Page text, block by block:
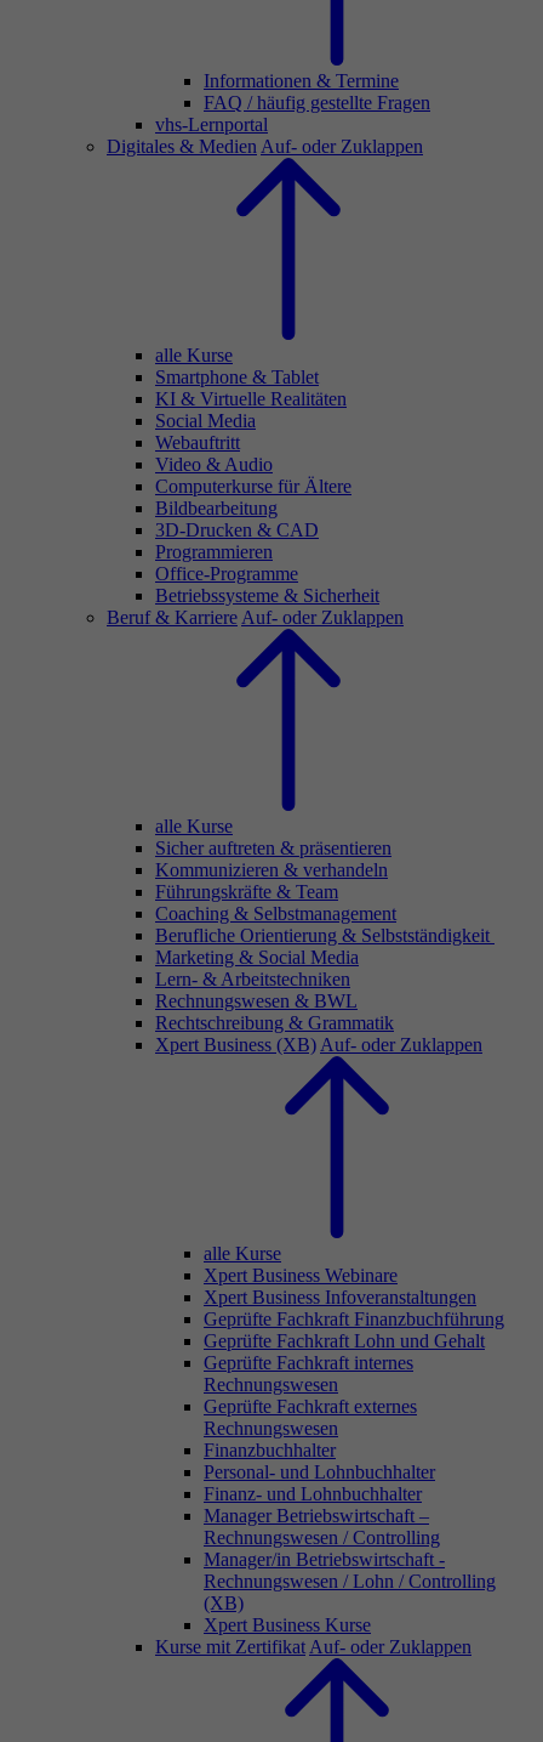
Informationen & Termine
FAQ / häufig gestellte Fragen
vhs-Lernportal
Digitales & Medien Auf- oder Zuklappen
alle Kurse
Smartphone & Tablet
KI & Virtuelle Realitäten
Social Media
Webauftritt
Video & Audio
Computerkurse für Ältere
Bildbearbeitung
3D-Drucken & CAD
Programmieren
Office-Programme
Betriebssysteme & Sicherheit
Beruf & Karriere Auf- oder Zuklappen
alle Kurse
Sicher auftreten & präsentieren
Kommunizieren & verhandeln
Führungskräfte & Team
Coaching & Selbstmanagement
Berufliche Orientierung & Selbstständigkeit
Marketing & Social Media
Lern- & Arbeitstechniken
Rechnungswesen & BWL
Rechtschreibung & Grammatik
Xpert Business (XB) Auf- oder Zuklappen
alle Kurse
Xpert Business Webinare
Xpert Business Infoveranstaltungen
Geprüfte Fachkraft Finanzbuchführung
Geprüfte Fachkraft Lohn und Gehalt
Geprüfte Fachkraft internes
Rechnungswesen
Geprüfte Fachkraft externes
Rechnungswesen
Finanzbuchhalter
Personal- und Lohnbuchhalter
Finanz- und Lohnbuchhalter
Manager Betriebswirtschaft –
Rechnungswesen / Controlling
Manager/in Betriebswirtschaft -
Rechnungswesen / Lohn / Controlling
(XB)
Xpert Business Kurse
Kurse mit Zertifikat Auf- oder Zuklappen